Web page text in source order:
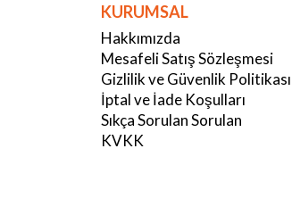
KURUMSAL
Hakkımızda
Mesafeli Satış Sözleşmesi
Gizlilik ve Güvenlik Politikası
İptal ve İade Koşulları
Sıkça Sorulan Sorulan
KVKK